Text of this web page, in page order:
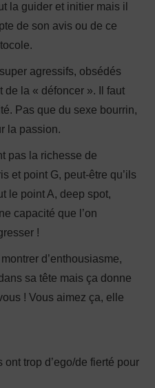
la guider et initier mais il
de son avis ou de ce
agressifs, obsédés
de la « défoncer ». Il faut
Pas que du sexe bourrin,
la passion.
pas la richesse de
et point G, peut-être qu’ils
le point A, deep spot,
capacité que l’on
!
d’enthousiasme,
sa tête mais ça donne
! Vous aimez ça, elle
trop d’ego/de fierté pour